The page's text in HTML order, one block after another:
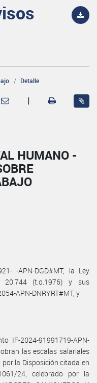
Detalle
|
HUMANO -
-APN-DGD#MT, la Ley
(t.o.1976) y sus
APN-DNRYRT#MT, y
IF-2024-91991719-APN-
las escalas salariales
la Disposición citada en
24, celebrado por la